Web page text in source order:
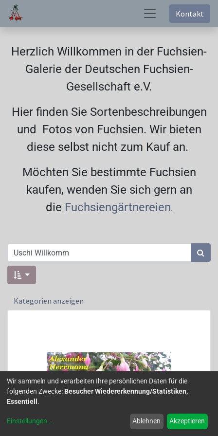
Kontakt
Herzlich Willkommen in der Fuchsien-
Galerie der Deutschen Fuchsien-
Gesellschaft e.V.
Hier finden Sie Sortenbeschreibungen
und Fotos von Fuchsien. Wir bieten
diese selbst nicht zum Kauf an.
Möchten Sie bestimmte Fuchsien
kaufen, wenden Sie sich gern an
die Fuchsiengärtnereien.
Kategorien anzeigen
Wir sammeln und verarbeiten Ihre persönlichen Daten für die
folgenden Zwecke: Besucher Wiedererkennung/Statistiken,
Essentiell .
Einstellungen... Ablehnen Akzeptieren